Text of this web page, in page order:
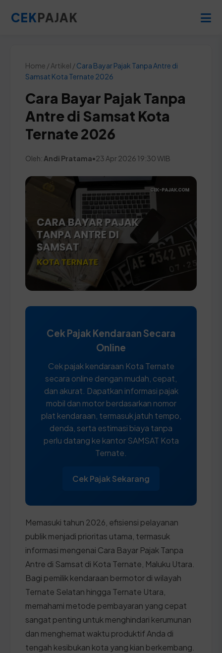
CEKPAJAK
Home / Artikel /Cara Bayar Pajak Tanpa Antre di
Samsat Kota Ternate 2026
Cara Bayar Pajak Tanpa
Antre di Samsat Kota
Ternate 2026
Oleh: Andi Pratama•23 Apr 2026 19:30 WIB
Cek Pajak Kendaraan Secara
Online
Cek pajak kendaraan Kota Ternate
secara online dengan mudah, cepat,
dan akurat. Dapatkan informasi pajak
mobil dan motor berdasarkan nomor
plat kendaraan, termasuk jatuh tempo,
denda, serta estimasi biaya tanpa
perlu datang ke kantor SAMSAT Kota
Ternate.
Cek Pajak Sekarang
Memasuki tahun 2026, efisiensi pelayanan
publik menjadi prioritas utama, termasuk
informasi mengenai Cara Bayar Pajak Tanpa
Antre di Samsat di Kota Ternate, Maluku Utara.
Bagi pemilik kendaraan bermotor di wilayah
Ternate Selatan hingga Ternate Utara,
memahami metode pembayaran yang cepat
sangat penting untuk menghindari kerumunan
dan menghemat waktu produktif Anda di
tengah kesibukan kota yang kian berkembang.